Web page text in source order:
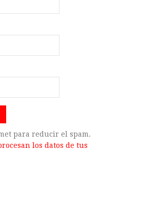
para reducir el spam.
los datos de tus